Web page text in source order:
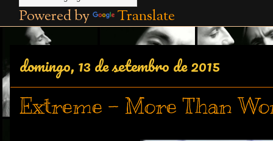
Powered by Translate
domingo, 13 de setembro de 2015
Extreme - More Than